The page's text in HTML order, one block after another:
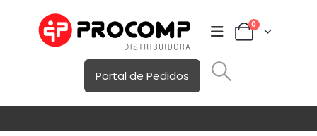
0
Portal de Pedidos